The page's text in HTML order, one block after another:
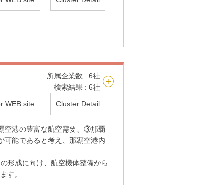
所属企業数 : 6社
検索結果 : 6社
WEB site Cluster Detail
空港の豊富な航空需要、③那覇
可能であると考え、那覇空港内
形成に向け、航空機体整備から
す。